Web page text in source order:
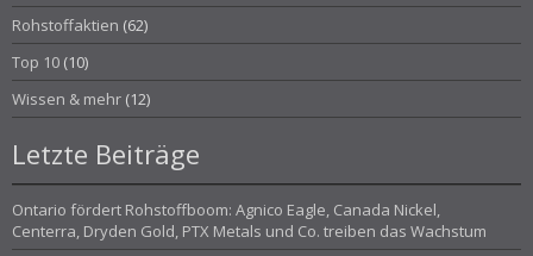
Rohstoffaktien (62)
Top 10 (10)
Wissen & mehr (12)
Letzte Beiträge
Ontario fördert Rohstoffboom: Agnico Eagle, Canada Nickel,
Centerra, Dryden Gold, PTX Metals und Co. treiben das Wachstum